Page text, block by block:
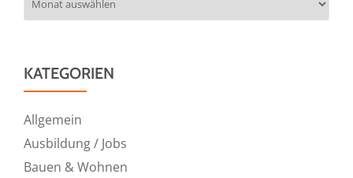
KATEGORIEN
Allgemein
Ausbildung / Jobs
Bauen & Wohnen